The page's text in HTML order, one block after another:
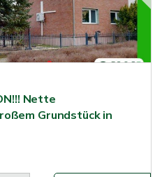
Nette
Grundstück in